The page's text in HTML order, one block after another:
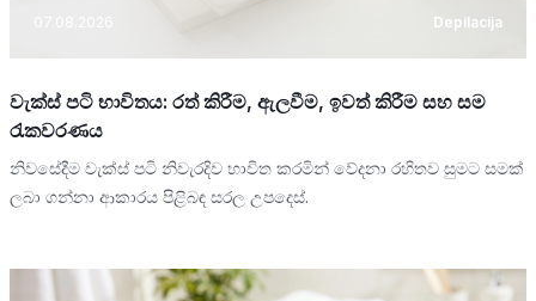
Depilacija
වැක්ස් පටි භාවිතය: රත් කිරීම, ඇලවීම, ඉවත් කිරීම සහ සම
රැකවරණය
නිවසේදීම වැක්ස් පටි නිවැරදිව භාවිත කරමින් වේදනා රහිතව සුමට සමක්
ලබා ගන්නා ආකාරය පිළිබඳ සරල උපදෙස්.